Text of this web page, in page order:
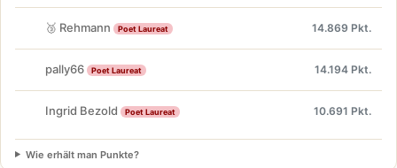
🥉 Rehmann Poet Laureat 14.869 Pkt.
pally66 Poet Laureat 14.194 Pkt.
Ingrid Bezold Poet Laureat 10.691 Pkt.
Wie erhält man Punkte?